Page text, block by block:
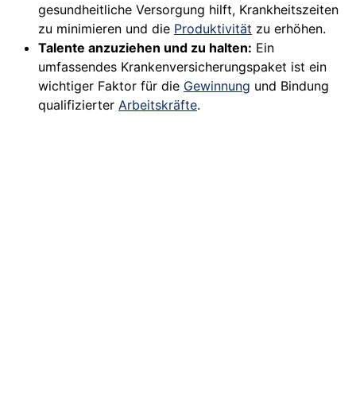
gesundheitliche Versorgung hilft, Krankheitszeiten
zu minimieren und die Produktivität zu erhöhen.
Talente anzuziehen und zu halten: Ein
umfassendes Krankenversicherungspaket ist ein
wichtiger Faktor für die Gewinnung und Bindung
qualifizierter Arbeitskräfte.